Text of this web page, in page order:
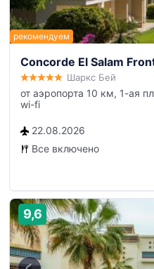
Concorde El Salam
Шаркс Бей
от аэропорта 10 км, 1-ая
wi-fi
22.08.2026
Все включено
9,6